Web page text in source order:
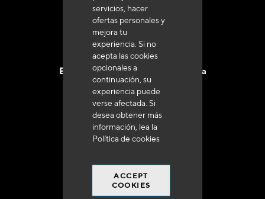
servicios, hacer
ofertas personales y
mejora tu
experiencia. Si no
acepta las cookies
opcionales a
continuación, su
experiencia puede
verse afectada. Si
desea obtener más
información, lea la
Política de cookies
ACCEPT
COOKIES
Entrega en 48 a 72 horas en Francia
a 250 euros*